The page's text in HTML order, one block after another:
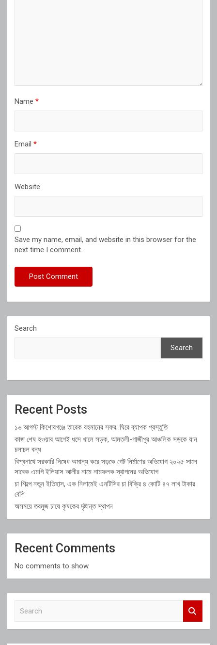
Name *
Email *
Website
Save my name, email, and website in this browser for the
next time I comment.
Search
Search
Recent Posts
১৬ আগস্ট কিশোরগঞ্জে তারেক রহমানের সফর: ঘিরে ব্যাপক প্রস্তুতি
কাজ শেষ হওয়ার আগেই ধসে খালে সড়ক, আমতলী-গাজীপুর আঞ্চলিক সড়কে যান
চলাচল বন্ধ
বিশ্বনাথে সরকারি নিষেধ অমান্য করে সড়কে গেট নির্মাণের অভিযোগ ২০২৫ সালে
সাবেক এমপি ইলিয়াস আলীর নামে নামফলক স্থাপনের অভিযোগ
চা শিল্পে নতুন ইতিহাস, এক নিলামেই এনটিসির চা বিক্রি ৪ কোটি ৪৭ লাখ টাকার
বেশি
অসময়ে তরমুজ চাষে কৃষকের দৃষ্টান্ত স্থাপন
Recent Comments
No comments to show.